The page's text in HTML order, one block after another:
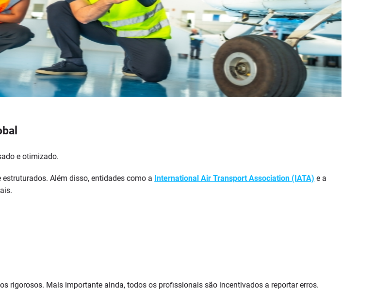
e otimizado.
Além disso, entidades como a International Air Transport Association (IATA) e a
rigorosos. Mais importante ainda, todos os profissionais são incentivados a reportar erros.